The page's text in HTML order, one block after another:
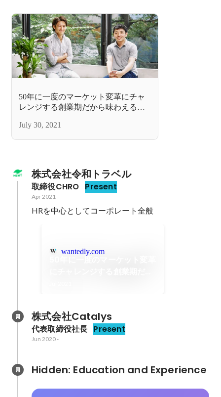
50年に一度のマーケット変革にチャ
レンジする創業期だから味わえる面
エージェンシー”の挑戦
July 30, 2021
株式会社令和トラベル
取締役CHRO Present
Apr 2021 -
HRを中心としてコーポレート全般
wantedly.com
株式会社Catalys
代表取締役社長 Present
Jun 2020-